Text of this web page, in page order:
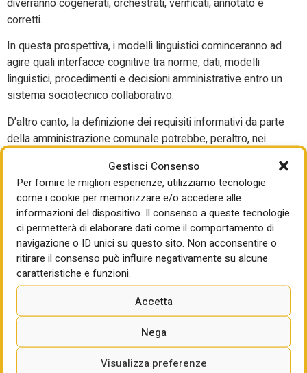
Gestisci Consenso
Per fornire le migliori esperienze, utilizziamo tecnologie
come i cookie per memorizzare e/o accedere alle
informazioni del dispositivo. Il consenso a queste tecnologie
ci permetterà di elaborare dati come il comportamento di
navigazione o ID unici su questo sito. Non acconsentire o
ritirare il consenso può influire negativamente su alcune
caratteristiche e funzioni.
Accetta
Nega
Visualizza preferenze
diverranno cogenerati, orchestrati, verificati, annotato e
corretti.
In questa prospettiva, i modelli linguistici cominceranno ad
agire quali interfacce cognitive tra norme, dati, modelli
linguistici, procedimenti e decisioni amministrative entro un
sistema sociotecnico collaborativo.
D’altro canto, la definizione dei requisiti informativi da parte
della amministrazione comunale potrebbe, peraltro, nei
autoverifica da parte dei professionisti incaricati.
Se l’amministrazione comunale definisce requisiti
informativi strutturati, computabili e semanticamente
coerenti, essi possono effettivamente assumere una
duplice funzione di requisito istruttorio per la pubblica
amministrazione e di dispositivo di autoverifica preventiva
per il professionista asseverante.
L’amministrazione comunale non verifica contenitore
informativi ex post, ma definisce in precedenza la struttura
dei dati, le proprietà richieste, i criteri di validazione, le
regole di controllo e le condizioni di conformità.